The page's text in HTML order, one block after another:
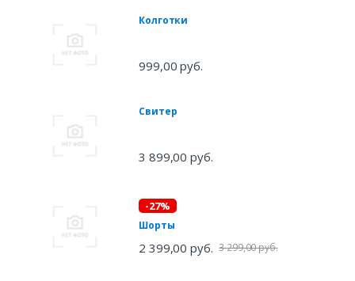
Колготки
999,00 руб.
Свитер
3 899,00 руб.
-27%
Шорты
2 399,00 руб. 3 299,00 руб.